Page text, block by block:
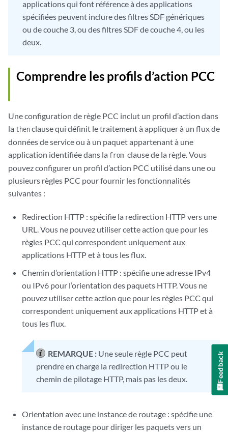
applications qui font référence à des applications
spécifiées peuvent inclure des filtres SDF génériques
ou de couche 3, ou des filtres SDF de couche 4, ou les
deux.
Comprendre les profils d’action PCC
Une configuration de règle PCC inclut un profil d’action dans
la thenclause qui définit le traitement à appliquer à un flux de
données de service ou à un paquet appartenant à une
application identifiée dans la from clause de la règle. Vous
pouvez configurer un profil d’action PCC utilisé dans une ou
plusieurs règles PCC pour fournir les fonctionnalités
suivantes :
Redirection HTTP : spécifie la redirection HTTP vers une
URL. Vous ne pouvez utiliser cette action que pour les
règles PCC qui correspondent uniquement aux
applications HTTP et à tous les flux.
Chemin d’orientation HTTP : spécifie une adresse IPv4
ou IPv6 pour l’orientation des paquets HTTP. Vous ne
pouvez utiliser cette action que pour les règles PCC qui
correspondent uniquement aux applications HTTP et à
tous les flux.
REMARQUE : Une seule règle PCC peut
prendre en charge la redirection HTTP ou le
chemin de pilotage HTTP, mais pas les deux.
Orientation avec une instance de routage : spécifie une
instance de routage pour diriger les paquets vers un
Feedback